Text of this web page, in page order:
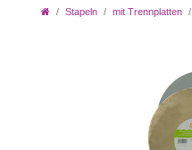
Stapeln mit Trennplatten